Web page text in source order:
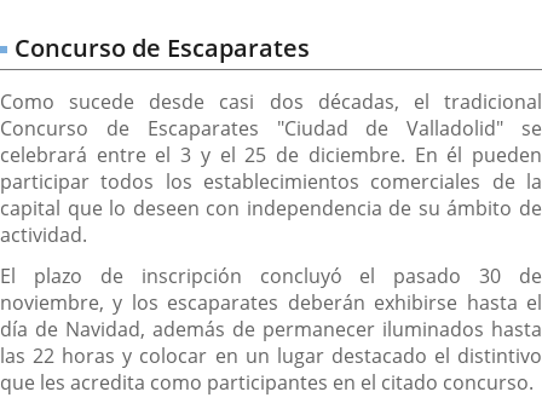
Concurso de Escaparates
Como sucede desde casi dos décadas, el tradicional
Concurso de Escaparates "Ciudad de Valladolid" se
celebrará entre el 3 y el 25 de diciembre. En él pueden
participar todos los establecimientos comerciales de la
capital que lo deseen con independencia de su ámbito de
actividad.
El plazo de inscripción concluyó el pasado 30 de
noviembre, y los escaparates deberán exhibirse hasta el
día de Navidad, además de permanecer iluminados hasta
las 22 horas y colocar en un lugar destacado el distintivo
que les acredita como participantes en el citado concurso.